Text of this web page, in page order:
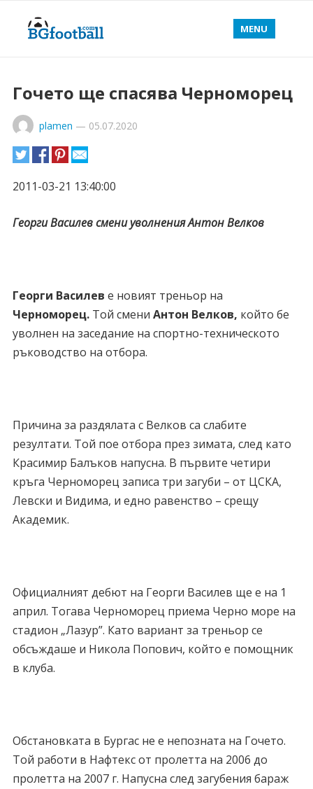
MENU
Гочето ще спасява Черноморец
plamen — 05.07.2020
2011-03-21 13:40:00
Георги Василев смени уволнения Антон Велков
Георги Василев е новият треньор на
Черноморец.Той смени Антон Велков, който бе
уволнен на заседание на спортно-техническото
ръководство на отбора.
Причина за раздялата с Велков са слабите
резултати. Той пое отбора през зимата, след като
Красимир Балъков напусна. В първите четири
кръга Черноморец записа три загуби – от ЦСКА,
Левски и Видима, и едно равенство – срещу
Академик.
Официалният дебют на Георги Василев ще е на 1
април. Тогава Черноморец приема Черно море на
стадион „Лазур”. Като вариант за треньор се
обсъждаше и Никола Попович, който е помощник
в клуба.
Обстановката в Бургас не е непозната на Гочето.
Той работи в Нафтекс от пролетта на 2006 до
пролетта на 2007 г. Напусна след загубения бараж